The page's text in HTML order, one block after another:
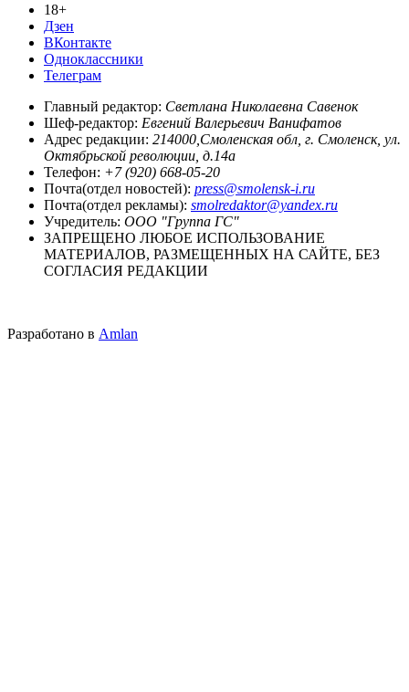
18+
Дзен
ВКонтакте
Одноклассники
Телеграм
Главный редактор: Светлана Николаевна Савенок
Шеф-редактор: Евгений Валерьевич Ванифатов
Адрес редакции: 214000,Смоленская обл, г. Смоленск, ул.
Октябрьской революции, д.14а
Телефон: +7 (920) 668-05-20
Почта(отдел новостей): press@smolensk-i.ru
Почта(отдел рекламы): smolredaktor@yandex.ru
Учредитель: ООО "Группа ГС"
ЗАПРЕЩЕНО ЛЮБОЕ ИСПОЛЬЗОВАНИЕ
МАТЕРИАЛОВ, РАЗМЕЩЕННЫХ НА САЙТЕ, БЕЗ
СОГЛАСИЯ РЕДАКЦИИ
Разработано в Amlan